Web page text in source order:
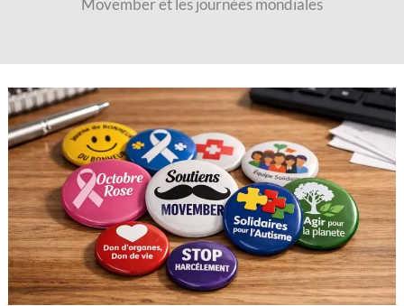
Movember et les journées mondiales